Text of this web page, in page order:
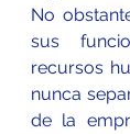
No
sus
recursos
nunca
de la